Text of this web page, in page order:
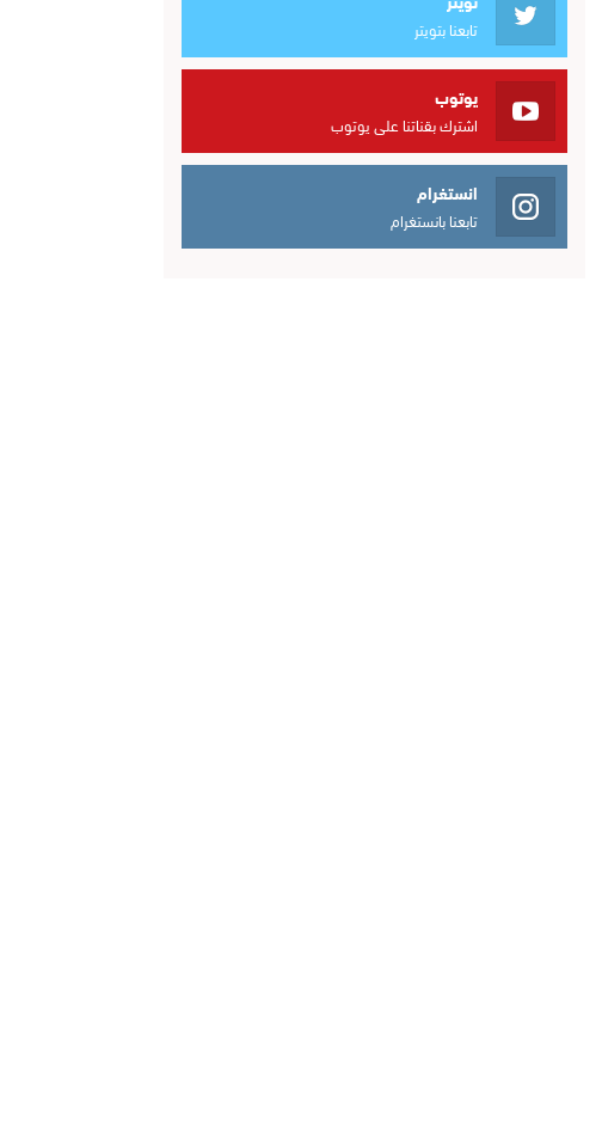
تابعنا بتويتر
يوتوب
اشترك بقناتنا على يوتوب
انستغرام
تابعنا بانستغرام